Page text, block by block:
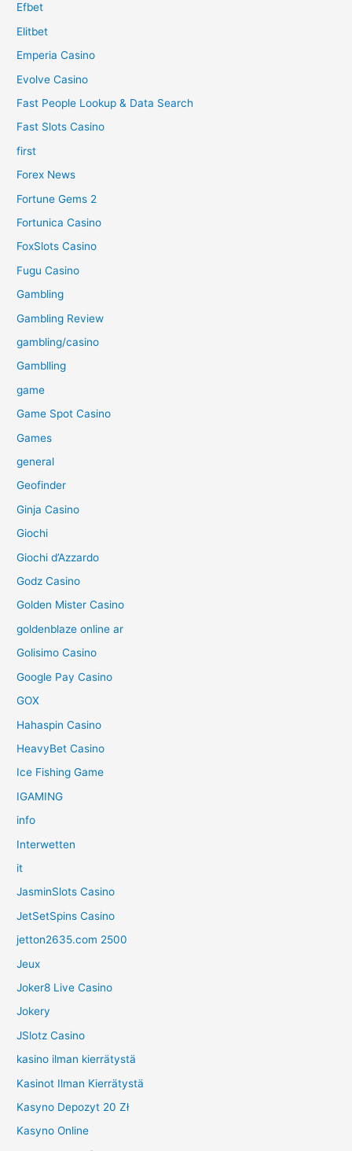
Efbet
Elitbet
Emperia Casino
Evolve Casino
Fast People Lookup & Data Search
Fast Slots Casino
first
Forex News
Fortune Gems 2
Fortunica Casino
FoxSlots Casino
Fugu Casino
Gambling
Gambling Review
gambling/casino
Gamblling
game
Game Spot Casino
Games
general
Geofinder
Ginja Casino
Giochi
Giochi d’Azzardo
Godz Casino
Golden Mister Casino
goldenblaze online ar
Golisimo Casino
Google Pay Casino
GOX
Hahaspin Casino
HeavyBet Casino
Ice Fishing Game
IGAMING
info
Interwetten
it
JasminSlots Casino
JetSetSpins Casino
jetton2635.com 2500
Jeux
Joker8 Live Casino
Jokery
JSlotz Casino
kasino ilman kierrätystä
Kasinot Ilman Kierrätystä
Kasyno Depozyt 20 Zł
Kasyno Online